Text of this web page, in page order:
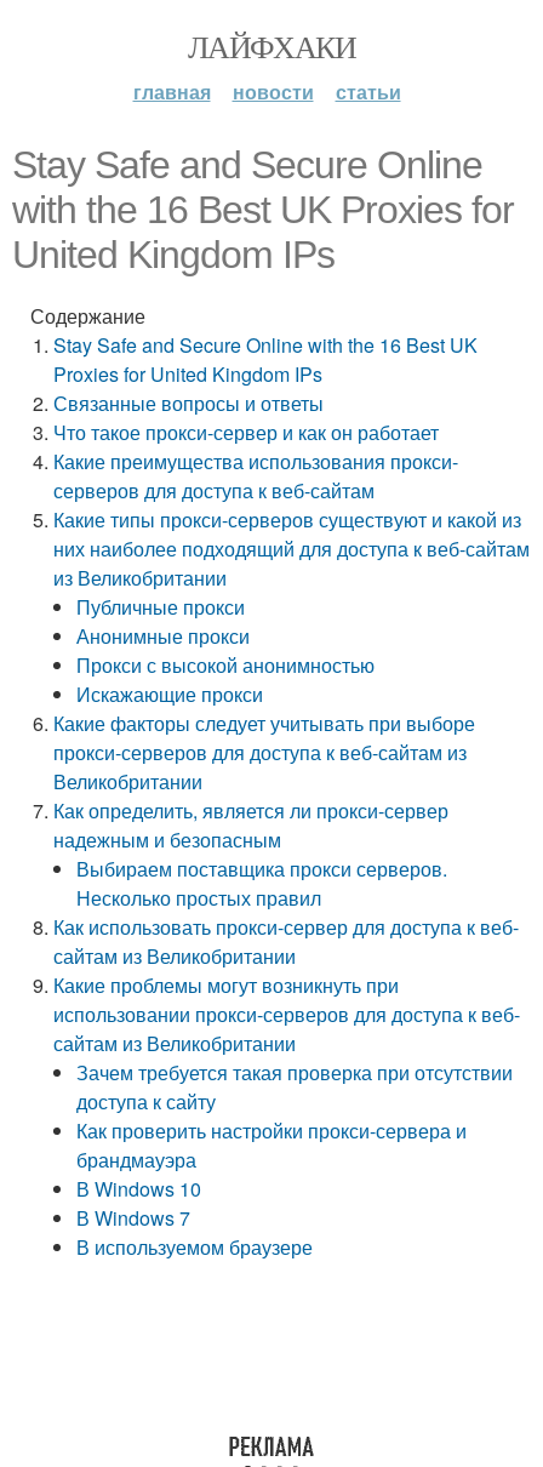
ЛАЙФХАКИ
главная новости статьи
Stay Safe and Secure Online
with the 16 Best UK Proxies for
United Kingdom IPs
Содержание
Stay Safe and Secure Online with the 16 Best UK
Proxies for United Kingdom IPs
Связанные вопросы и ответы
Что такое прокси-сервер и как он работает
Какие преимущества использования прокси-
серверов для доступа к веб-сайтам
Какие типы прокси-серверов существуют и какой из
них наиболее подходящий для доступа к веб-сайтам
из Великобритании
Публичные прокси
Анонимные прокси
Прокси с высокой анонимностью
Искажающие прокси
Какие факторы следует учитывать при выборе
прокси-серверов для доступа к веб-сайтам из
Великобритании
Как определить, является ли прокси-сервер
надежным и безопасным
Выбираем поставщика прокси серверов.
Несколько простых правил
Как использовать прокси-сервер для доступа к веб-
сайтам из Великобритании
Какие проблемы могут возникнуть при
использовании прокси-серверов для доступа к веб-
сайтам из Великобритании
Зачем требуется такая проверка при отсутствии
доступа к сайту
Как проверить настройки прокси-сервера и
брандмауэра
В Windows 10
В Windows 7
В используемом браузере